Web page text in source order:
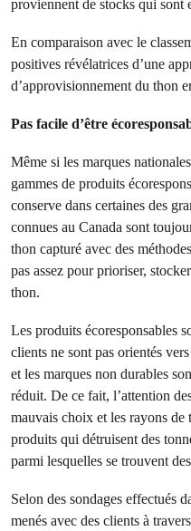
proviennent de stocks qui sont
En comparaison avec le
positives révélatrices d’une
d’approvisionnement du thon
Pas facile d’être
Même si les marques
gammes de produits
conserve dans certaines des
connues au Canada sont
thon capturé avec des
pas assez pour prioriser,
thon.
Les produits écoresponsables
clients ne sont pas orientés
et les marques non durables
réduit. De ce fait, l’attention
mauvais choix et les rayons
produits qui détruisent des
parmi lesquelles se trouvent
Selon des sondages effectués
menés avec des clients à